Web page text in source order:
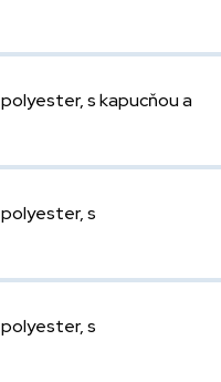
s kapucňou a
s
s